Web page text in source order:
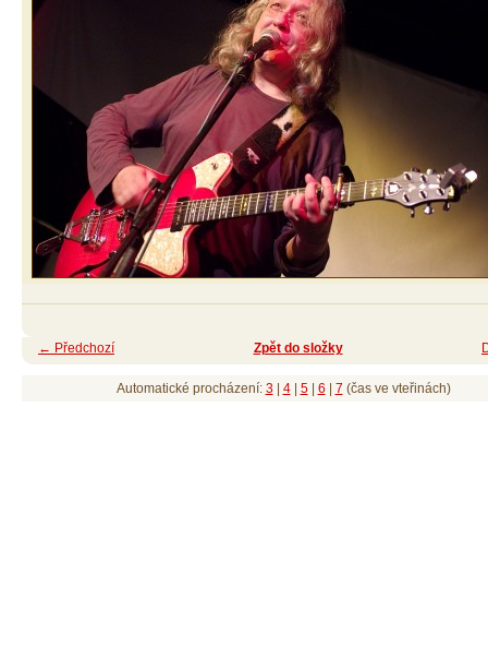
← Předchozí Zpět do složky
Automatické procházení: 3| 4| 5| 6 7 (čas ve vteřinách)